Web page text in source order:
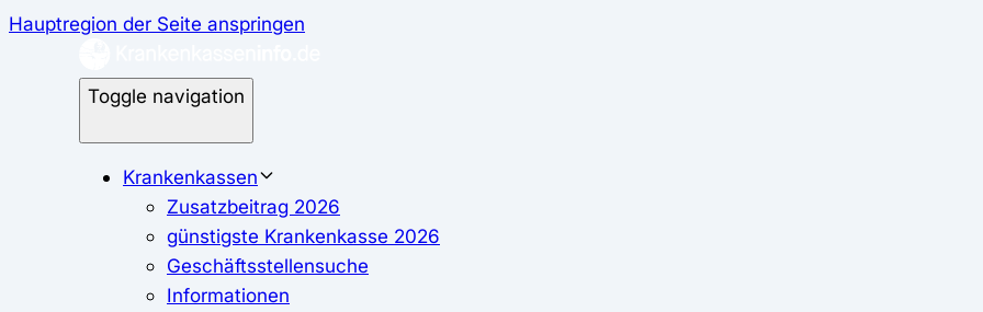
Hauptregion der Seite anspringen
Toggle navigation
Krankenkassen
Zusatzbeitrag 2026
günstigste Krankenkasse 2026
Geschäftsstellensuche
Informationen